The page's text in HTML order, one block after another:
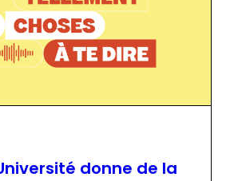
donne de la